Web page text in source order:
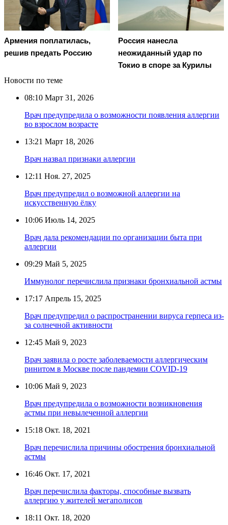
Армения поплатилась,
решив предать Россию
Россия нанесла
неожиданный удар по
Токио в споре за Курилы
Новости по теме
08:10 Март 31, 2026
Врач предупредила о возможности появления аллергии
во взрослом возрасте
13:21 Март 18, 2026
Врач назвал признаки аллергии
12:11 Ноя. 27, 2025
Врач предупредил о возможной аллергии на
искусственную ёлку
10:06 Июль 14, 2025
Врач дала рекомендации по организации быта при
аллергии
09:29 Май 5, 2025
Иммунолог перечислила признаки бронхиальной астмы
17:17 Апрель 15, 2025
Врач предупредил о распространении вируса герпеса из-
за солнечной активности
12:45 Май 9, 2023
Врач заявила о росте заболеваемости аллергическим
ринитом в Москве после пандемии COVID-19
10:06 Май 9, 2023
Врач предупредила о возможности возникновения
астмы при невылеченной аллергии
15:18 Окт. 18, 2021
Врач перечислила причины обострения бронхиальной
астмы
16:46 Окт. 17, 2021
Врач перечислила факторы, способные вызвать
аллергию у жителей мегаполисов
18:11 Окт. 18, 2020